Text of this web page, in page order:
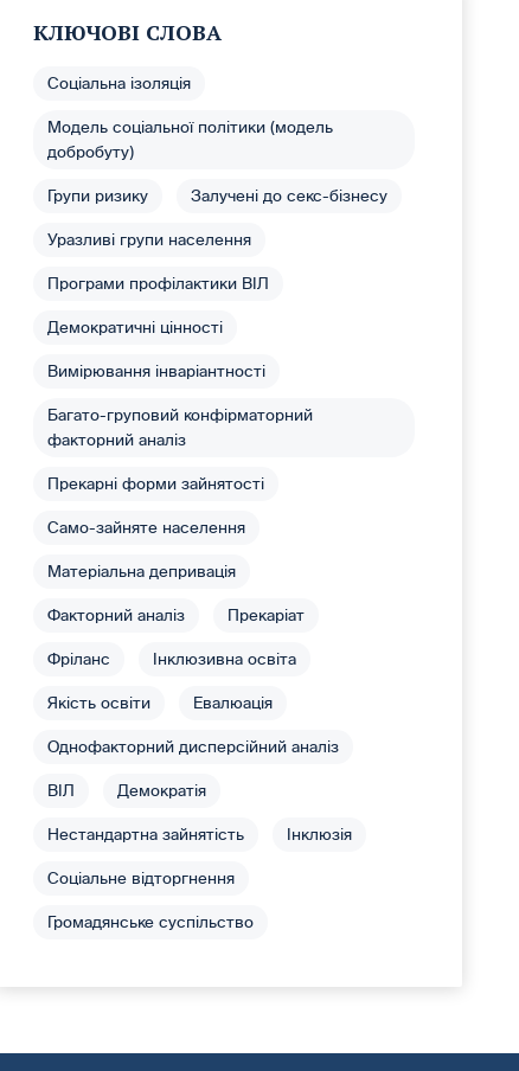
КЛЮЧОВІ СЛОВА
Соціальна ізоляція
Модель соціальної політики (модель
добробуту)
Групи ризику Залучені до секс-бізнесу
Уразливі групи населення
Програми профілактики ВІЛ
Демократичні цінності
Вимірювання інваріантності
Багато-груповий конфірматорний
факторний аналіз
Прекарні форми зайнятості
Само-зайняте населення
Матеріальна депривація
Факторний аналіз Прекаріат
Фріланс Інклюзивна освіта
Якість освіти Евалюація
Однофакторний дисперсійний аналіз
ВІЛ Демократія
Нестандартна зайнятість Інклюзія
Соціальне відторгнення
Громадянське суспільство